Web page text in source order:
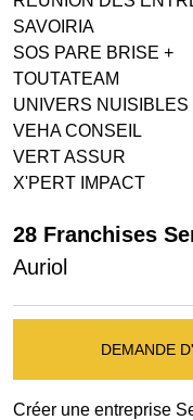
SAVOIRIA
SOS PARE BRISE +
TOUTATEAM
UNIVERS NUISIBLES
VEHA CONSEIL
VERT ASSUR
X'PERT IMPACT
28 Franchises
Auriol
DEMANDE
Créer une entreprise